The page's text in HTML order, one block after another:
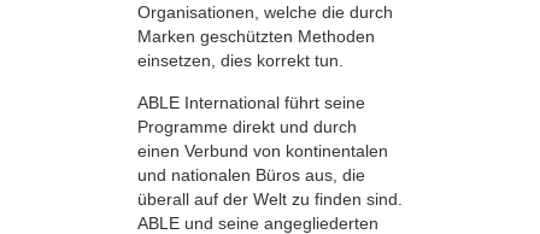
Organisationen, welche die durch
Marken geschützten Methoden
einsetzen, dies korrekt tun.
ABLE International führt seine
Programme direkt und durch
einen Verbund von kontinentalen
und nationalen Büros aus, die
überall auf der Welt zu finden sind.
ABLE und seine angegliederten